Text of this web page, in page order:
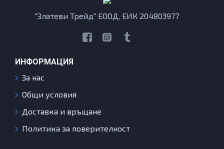
"Златеви Трейд" ЕООД, ЕИК 204803977
ИНФОРМАЦИЯ
За нас
Общи условия
Доставка и връщане
Политика за поверителност